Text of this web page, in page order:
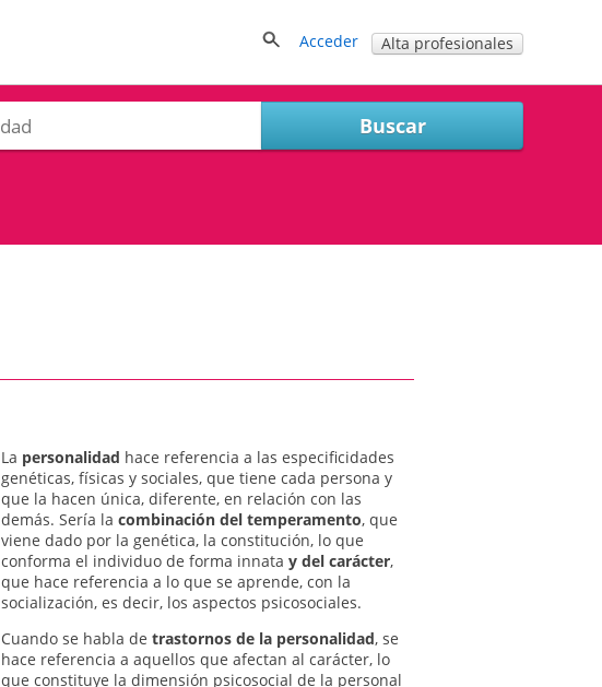
Acceder Alta profesionales
La personalidad hace referencia a las especificidades
genéticas, físicas y sociales, que tiene cada persona y
que la hacen única, diferente, en relación con las
demás. Sería lacombinación del temperamento, que
viene dado por la genética, la constitución, lo que
conforma el individuo de forma innatay del carácter,
que hace referencia a lo que se aprende, con la
socialización, es decir, los aspectos psicosociales.
Cuando se habla detrastornos de la personalidad, se
hace referencia a aquellos que afectan al carácter, lo
que constituye la dimensión psicosocial de la personal